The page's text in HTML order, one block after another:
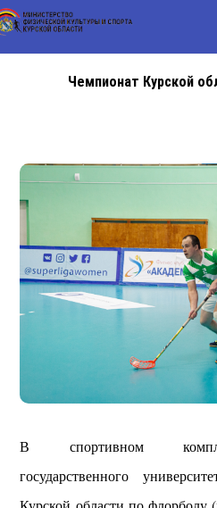
Чемпионат Курской
В спортивном
государственного